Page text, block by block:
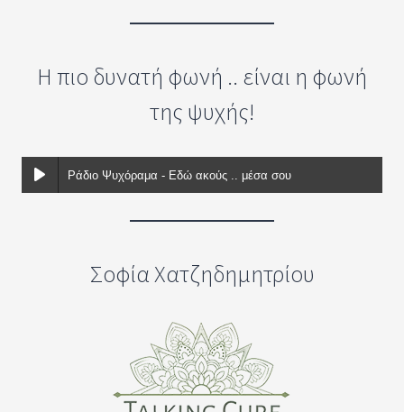
Η πιο δυνατή φωνή .. είναι η φωνή
της ψυχής!
Ράδιο Ψυχόραμα - Εδώ ακούς .. μέσα σου
Σοφία Χατζηδημητρίου